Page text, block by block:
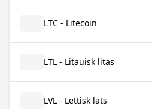
LTC - Litecoin
LTL - Litauisk litas
LVL - Lettisk lats